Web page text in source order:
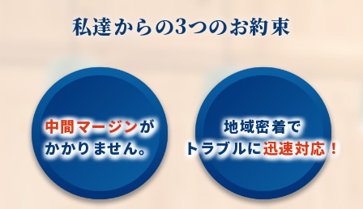
私達からの3つのお約束
中間マージンが
かかりません。
地域密着で
トラブルに迅速対応！